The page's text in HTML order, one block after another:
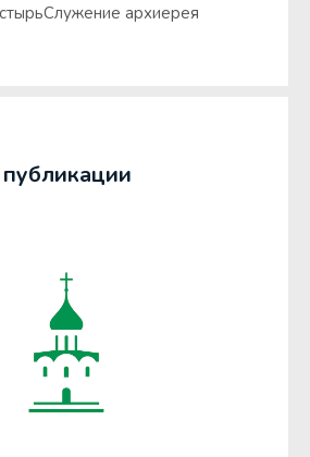
Служение архиерея